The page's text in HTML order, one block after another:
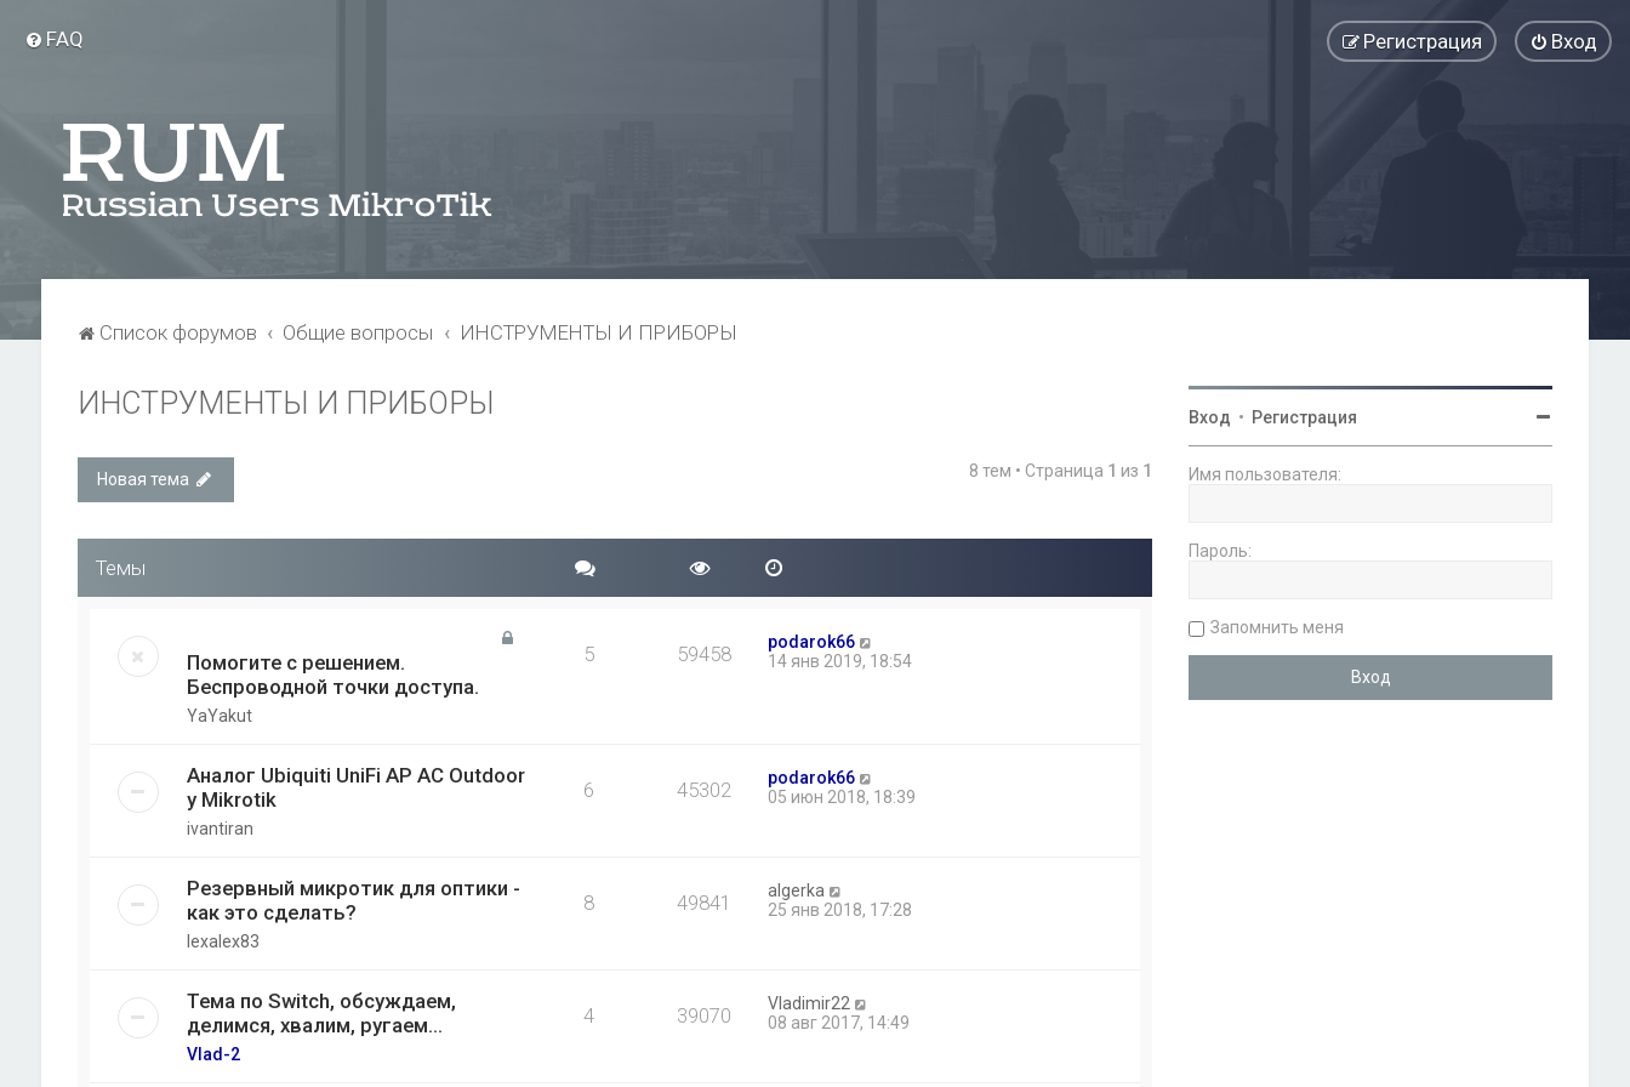
FAQ Вход
Регистрация
Список форумов Общие вопросы ИНСТРУМЕНТЫ И ПРИБОРЫ
ИНСТРУМЕНТЫ И ПРИБОРЫ
Новая тема 8 тем • Страница 1 из 1
Темы
Помогите с решением.
Беспроводной точки доступа.
YaYakut
5 59458
podarok66
14 янв 2019, 18:54
Аналог Ubiquiti UniFi AP AC Outdoor
у Mikrotik
ivantiran
6 45302
podarok66
05 июн 2018, 18:39
Резервный микротик для оптики -
как это сделать?
lexalex83
8 49841
algerka
25 янв 2018, 17:28
Тема по Switch, обсуждаем,
делимся, хвалим, ругаем...
Vlad-2
4 39070
Vladimir22
08 авг 2017, 14:49
Вход • Регистрация
Имя пользователя:
Пароль:
Запомнить меня